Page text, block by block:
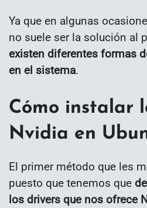
Ya que en algunas
no suele ser la solución al
existen diferentes formas
en el sistema.
Cómo instalar
Nvidia en
El primer método que les
puesto que tenemos que
los drivers que nos ofrece